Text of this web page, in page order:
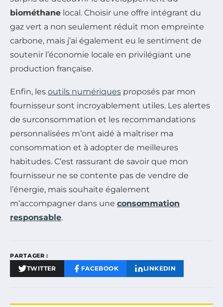
biométhane local. Choisir une offre intégrant du
gaz vert a non seulement réduit mon empreinte
carbone, mais j’ai également eu le sentiment de
soutenir l’économie locale en privilégiant une
production française.
Enfin, les outils numériques proposés par mon
fournisseur sont incroyablement utiles. Les alertes
de surconsommation et les recommandations
personnalisées m’ont aidé à maîtriser ma
consommation et à adopter de meilleures
habitudes. C’est rassurant de savoir que mon
fournisseur ne se contente pas de vendre de
l’énergie, mais souhaite également
m’accompagner dans une consommation
responsable.
PARTAGER :
TWITTER FACEBOOK LINKEDIN